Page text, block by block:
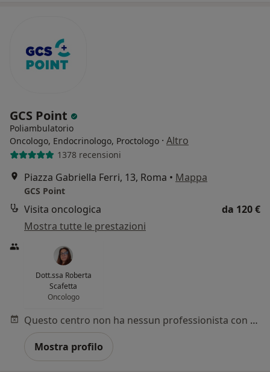
GCS Point
Poliambulatorio
Oncologo, Endocrinologo, Proctologo · Altro
1378 recensioni
Piazza Gabriella Ferri, 13, Roma • Mappa
GCS Point
Visita oncologica
da 120 €
Mostra tutte le prestazioni
Dott.ssa Roberta
Scafetta
Oncologo
Questo centro non ha nessun professionista con date disponibili
Mostra profilo